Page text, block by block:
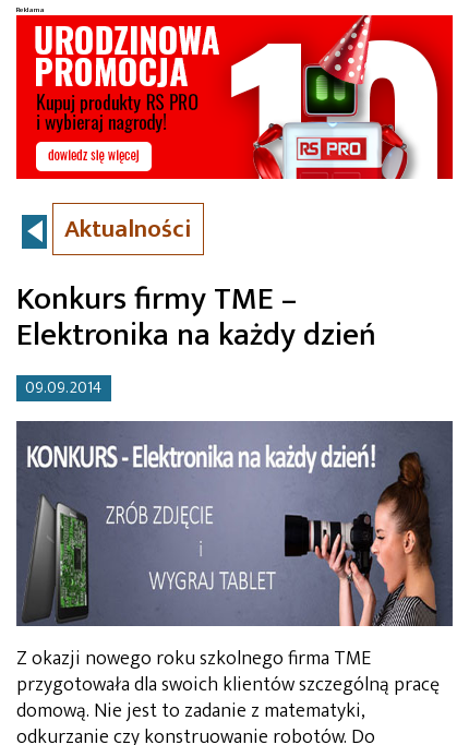
Aktualności
Konkurs firmy TME –
Elektronika na każdy dzień
09.09.2014
Z okazji nowego roku szkolnego firma TME
przygotowała dla swoich klientów szczególną pracę
domową. Nie jest to zadanie z matematyki,
odkurzanie czy konstruowanie robotów. Do